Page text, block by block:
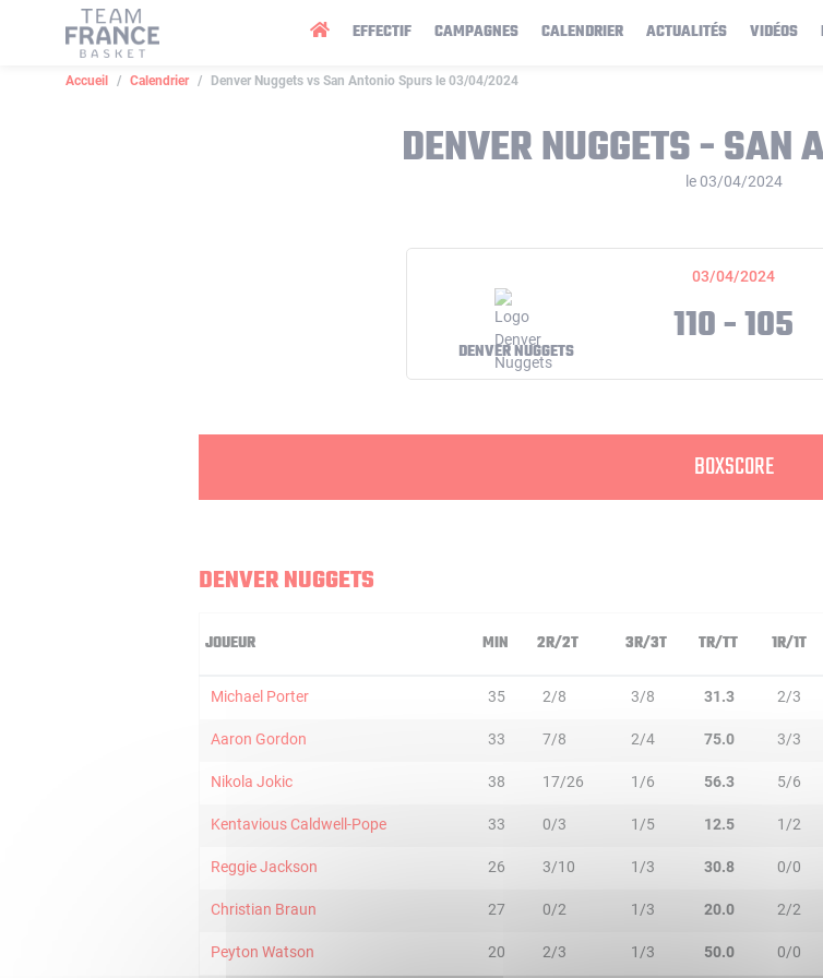
EFFECTIF CAMPAGNES CALENDRIER ACTUALITÉS VIDÉOS
Accueil Calendrier Denver Nuggets vs San Antonio Spurs le 03/04/2024
DENVER NUGGETS - SAN
le 03/04/2024
03/04/2024
DENVER NUGGETS 110 - 105
BOXSCORE
DENVER NUGGETS
JOUEUR MIN 2R/2T 3R/3T TR/TT 1R/1T
Michael Porter 35 2/8 3/8 31.3 2/3
Aaron Gordon 33 7/8 2/4 75.0 3/3
Nikola Jokic 38 17/26 1/6 56.3 5/6
Kentavious Caldwell-Pope 33 0/3 1/5 12.5 1/2
Reggie Jackson 26 3/10 1/3 30.8 0/0
Christian Braun 27 0/2 1/3 20.0 2/2
Peyton Watson 20 2/3 1/3 50.0 0/0
Panneau de gestion des cookies